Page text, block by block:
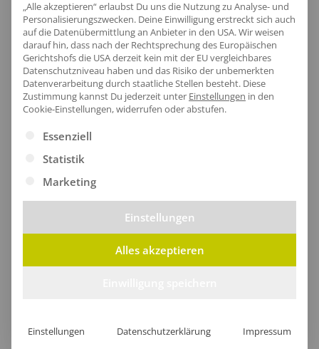
Artikel-Nr.:RG1960
Geschlecht:Herren
Armlänge:Kurzarm|Set-In
Obermaterial:100% Polyester
Grammatur:130 g/m²
Pflegehinweis:
Größentabelle
„Alle akzeptieren“ erlaubst Du uns die Nutzung zu Analyse- und
Personalisierungszwecken. Deine Einwilligung erstreckt sich auch
auf die Datenübermittlung an Anbieter in den USA. Wir weisen
darauf hin, dass nach der Rechtsprechung des Europäischen
Gerichtshofs die USA derzeit kein mit der EU vergleichbares
Datenschutzniveau haben und das Risiko der unbemerkten
Datenverarbeitung durch staatliche Stellen besteht. Diese
Zustimmung kannst Du jederzeit unter Einstellungen in den
Cookie-Einstellungen, widerrufen oder abstufen.
Es folgt eine Liste der Service-Gruppen, für die eine
Essenziell
Statistik
Marketing
Einstellungen
Alles akzeptieren
Einstellungen Datenschutzerklärung Impressum